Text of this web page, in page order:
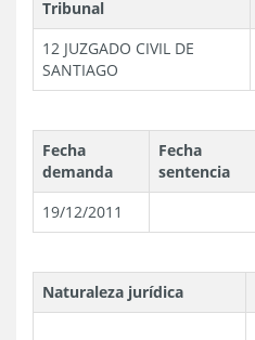
Tribunal
12 JUZGADO CIVIL DE
SANTIAGO
Fecha
demanda
Fecha
sentencia
19/12/2011
Naturaleza jurídica